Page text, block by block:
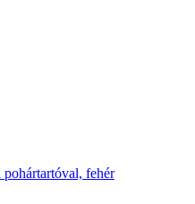
pohártartóval, fehér